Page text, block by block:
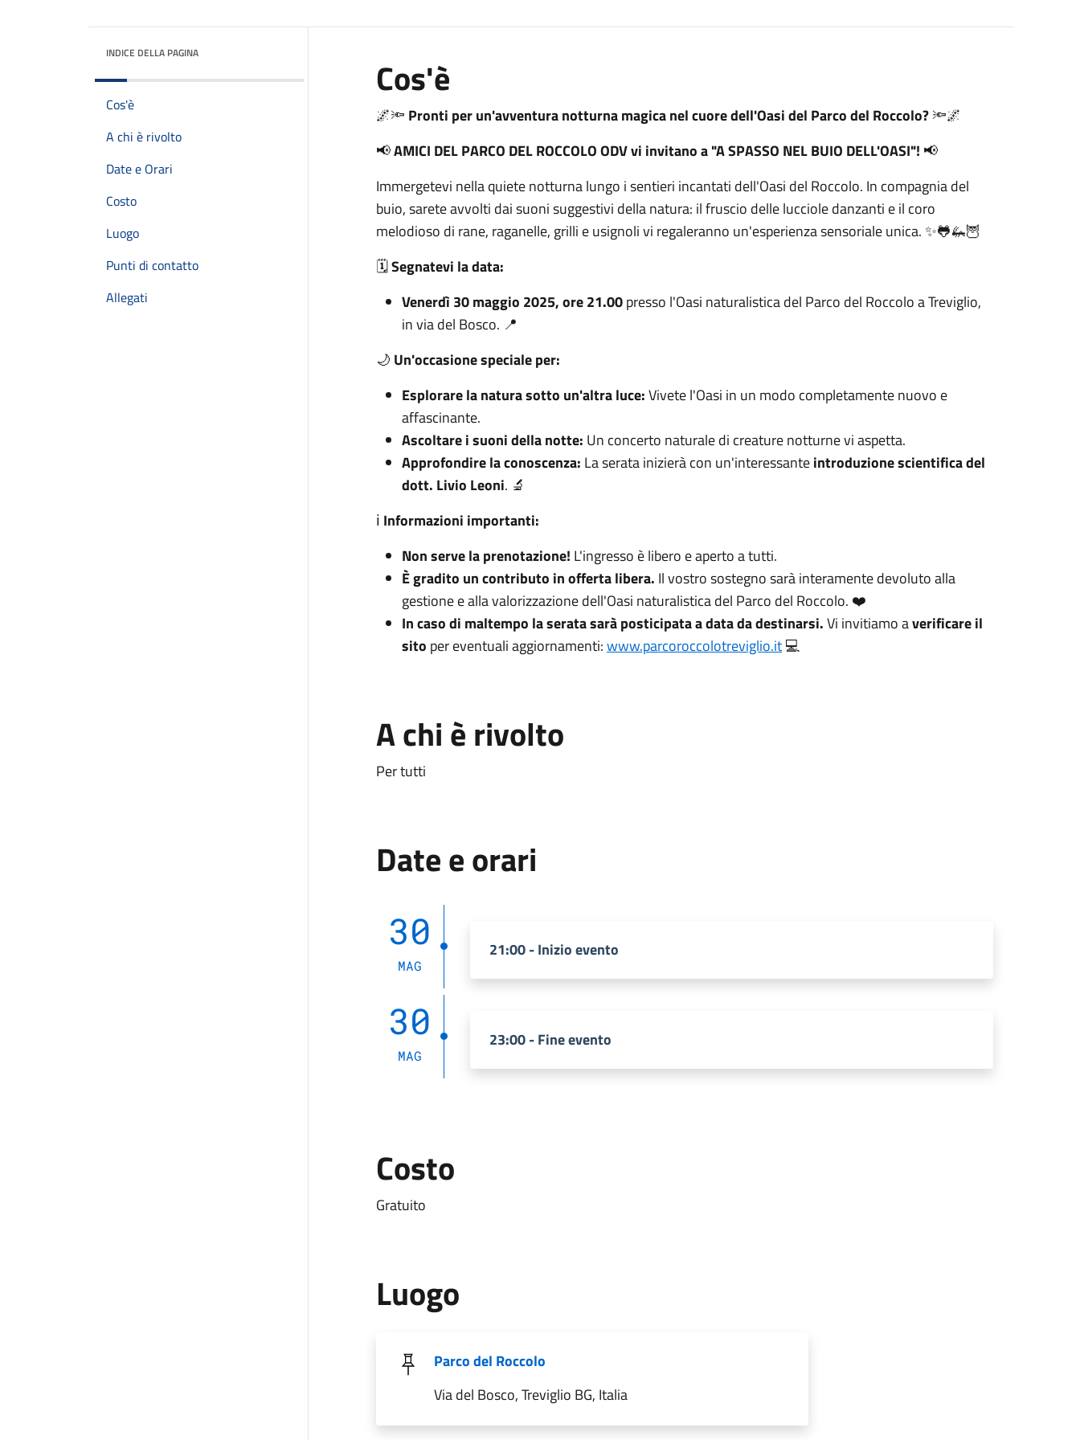
INDICE DELLA PAGINA
Cos'è
A chi è rivolto
Date e Orari
Costo
Luogo
Punti di contatto
Allegati
Cos'è
🌌🔦 Pronti per un'avventura notturna magica nel cuore dell'Oasi del Parco del Roccolo?🔦🌌
📢AMICI DEL PARCO DEL ROCCOLO ODV vi invitano a "A SPASSO NEL BUIO DELL'OASI"! 📢
Immergetevi nella quiete notturna lungo i sentieri incantati dell'Oasi del Roccolo. In compagnia del
buio, sarete avvolti dai suoni suggestivi della natura: il fruscio delle lucciole danzanti e il coro
melodioso di rane, raganelle, grilli e usignoli vi regaleranno un'esperienza sensoriale unica. ✨🐸🦗🦉
🗓️Segnatevi la data:
Venerdì 30 maggio 2025, ore 21.00presso l'Oasi naturalistica del Parco del Roccolo a Treviglio,
in via del Bosco. 📍
🌙 Un'occasione speciale per:
Esplorare la natura sotto un'altra luce:Vivete l'Oasi in un modo completamente nuovo e
affascinante.
Ascoltare i suoni della notte: Un concerto naturale di creature notturne vi aspetta.
Approfondire la conoscenza: La serata inizierà con un'interessanteintroduzione scientifica del
dott. Livio Leoni. 🔬
ℹ️ Informazioni importanti:
Non serve la prenotazione! L'ingresso è libero e aperto a tutti.
È gradito un contributo in offerta libera. Il vostro sostegno sarà interamente devoluto alla
gestione e alla valorizzazione dell'Oasi naturalistica del Parco del Roccolo. ❤️
In caso di maltempo la serata sarà posticipata a data da destinarsi.Vi invitiamo averificare il
sito per eventuali aggiornamenti:www.parcoroccolotreviglio.it💻
A chi è rivolto
Per tutti
Date e orari
30
MAG
21:00 - Inizio evento
30
MAG
23:00 - Fine evento
Costo
Gratuito
Luogo
Parco del Roccolo
Via del Bosco, Treviglio BG, Italia